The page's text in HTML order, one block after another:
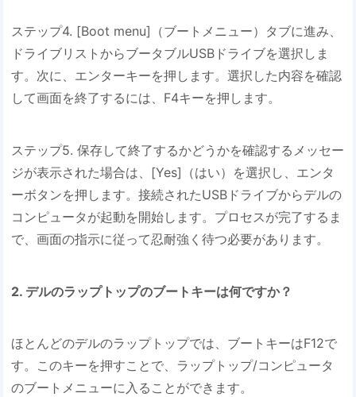
ステップ4. [Boot menu]（ブートメニュー）タブに進み、
ドライブリストからブータブルUSBドライブを選択しま
す。次に、エンターキーを押します。選択した内容を確認
して画面を終了するには、F4キーを押します。
ステップ5. 保存して終了するかどうかを確認するメッセー
ジが表示された場合は、[Yes]（はい）を選択し、エンタ
ーボタンを押します。接続されたUSBドライブからデルの
コンピュータが起動を開始します。プロセスが完了するま
で、画面の指示に従って忍耐強く待つ必要があります。
2. デルのラップトップのブートキーは何ですか？
ほとんどのデルのラップトップでは、ブートキーはF12で
す。このキーを押すことで、ラップトップ/コンピュータ
のブートメニューに入ることができます。